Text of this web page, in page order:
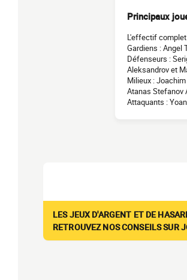
Principaux
L'effectif
Gardiens : Angel
Défenseurs :
Aleksandrov et
Milieux :
Atanas Stefanov
Attaquants :
LES JEUX D'ARGENT ET DE
RETROUVEZ NOS CONSEILS